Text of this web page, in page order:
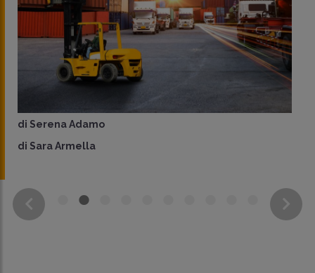
di Serena Adamo
di Sara Armella